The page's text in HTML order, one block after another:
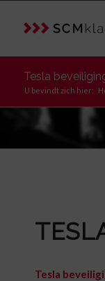
Tesla
U bevindt zich hier:
Tesla